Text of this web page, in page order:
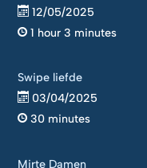
12/05/2025
1 hour 3 minutes
Swipe liefde
03/04/2025
30 minutes
Mirte Damen